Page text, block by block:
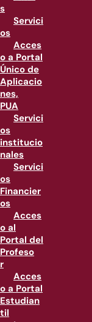
s
Servici
os
Acces
o a Portal
Único de
Aplicacio
nes,
PUA
Servici
os
institucio
nales
Servici
os
Financier
os
Acces
o al
Portal del
Profeso
r
Acces
o a Portal
Estudian
til